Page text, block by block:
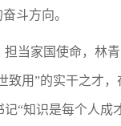
斗方向。
当家国使命，林
致用”的实干之才
“知识是每个人成